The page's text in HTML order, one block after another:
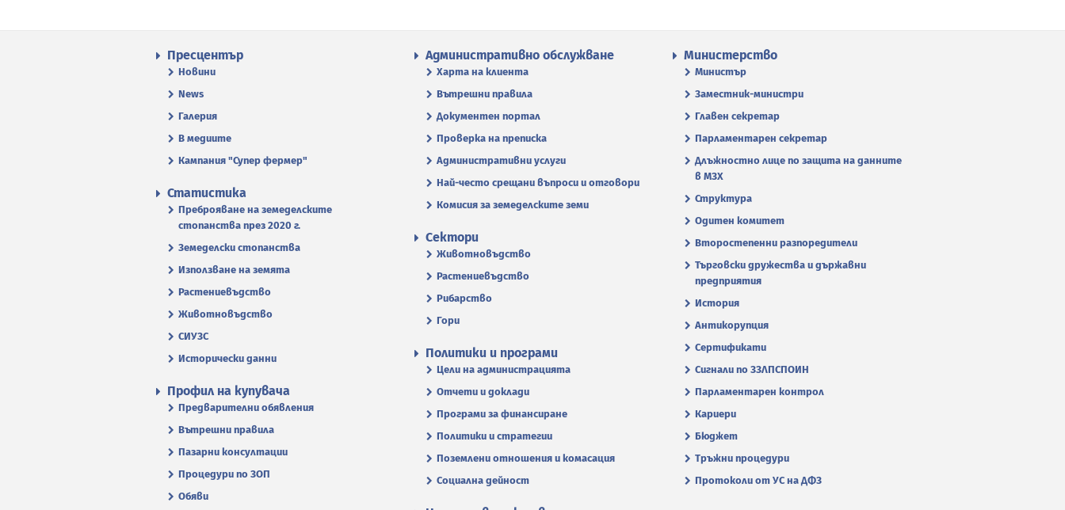
Пресцентър
Новини
News
Галерия
В медиите
Кампания "Супер фермер"
Административно обслужване
Харта на клиента
Вътрешни правила
Документен портал
Проверка на преписка
Административни услуги
Най-често срещани въпроси и отговори
Комисия за земеделските земи
Министерство
Министър
Заместник-министри
Главен секретар
Парламентарен секретар
Длъжностно лице по защита на данните
в МЗХ
Структура
Одитен комитет
Второстепенни разпоредители
Търговски дружества и държавни
предприятия
История
Антикорупция
Сертификати
Сигнали по ЗЗЛПСПОИН
Парламентарен контрол
Кариери
Бюджет
Тръжни процедури
Протоколи от УС на ДФЗ
Статистика
Преброяване на земеделските
стопанства през 2020 г.
Земеделски стопанства
Използване на земята
Растениевъдство
Животновъдство
СИУЗС
Исторически данни
Сектори
Животновъдство
Растениевъдство
Рибарство
Гори
Политики и програми
Цели на администрацията
Отчети и доклади
Програми за финансиране
Политики и стратегии
Поземлени отношения и комасация
Социална дейност
Профил на купувача
Предварителни обявления
Вътрешни правила
Пазарни консултации
Процедури по ЗОП
Обяви